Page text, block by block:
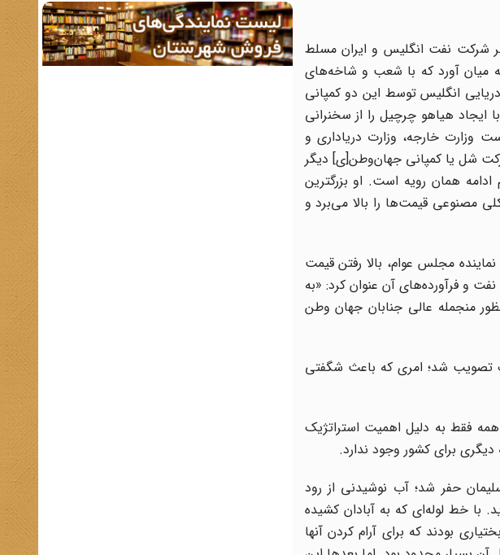
شرکت نفت انگلیس و ایران مسلط
میان آورد که با شعب و شاخه‌های
دریایی انگلیس توسط این دو کمپانی
هیاهو چرچیل را از سخنرانی
وزارت خارجه، وزارت دریاداری و
شل یا کمپانی جهان‌وطن[ی] دیگر
همان رویه است. او بزرگترین
قیمت‌ها را بالا می‌برد و
مجلس عوام، بالا رفتن قیمت
و فرآورده‌های آن عنوان کرد: «به
منجمله عالی جنابان جهان وطن
نفت ایران با اکثریت خردکننده 245 رأی موافق در برابر 18 رأی مخالف تصویب شد؛ امری که باعث شگفتی
فقط به دلیل اهمیت استراتژیک
برای کشور وجود ندارد.
حفر شد؛ آب نوشیدنی از رود
با خط لوله‌ای که به آبادان کشیده
بودند که برای آرام کردن آنها